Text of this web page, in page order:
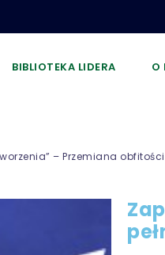
BIBLIOTEKA LIDERA O
– Przemiana